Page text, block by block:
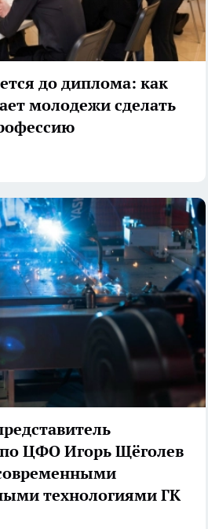
до диплома: как
молодежи сделать
ЦФО Игорь Щёголев
технологиями ГК